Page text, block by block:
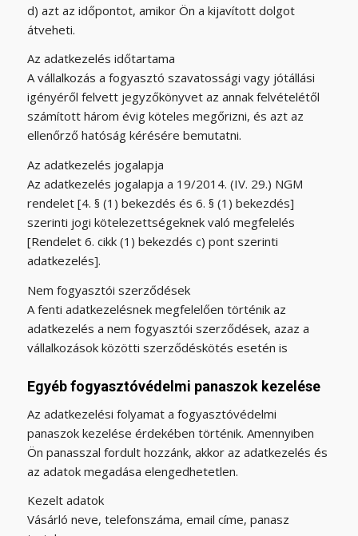
d) azt az időpontot, amikor Ön a kijavított dolgot
átveheti.
Az adatkezelés időtartama
A vállalkozás a fogyasztó szavatossági vagy jótállási
igényéről felvett jegyzőkönyvet az annak felvételétől
számított három évig köteles megőrizni, és azt az
ellenőrző hatóság kérésére bemutatni.
Az adatkezelés jogalapja
Az adatkezelés jogalapja a 19/2014. (IV. 29.) NGM
rendelet [4. § (1) bekezdés és 6. § (1) bekezdés]
szerinti jogi kötelezettségeknek való megfelelés
[Rendelet 6. cikk (1) bekezdés c) pont szerinti
adatkezelés].
Nem fogyasztói szerződések
A fenti adatkezelésnek megfelelően történik az
adatkezelés a nem fogyasztói szerződések, azaz a
vállalkozások közötti szerződéskötés esetén is
Egyéb fogyasztóvédelmi panaszok kezelése
Az adatkezelési folyamat a fogyasztóvédelmi
panaszok kezelése érdekében történik. Amennyiben
Ön panasszal fordult hozzánk, akkor az adatkezelés és
az adatok megadása elengedhetetlen.
Kezelt adatok
Vásárló neve, telefonszáma, email címe, panasz